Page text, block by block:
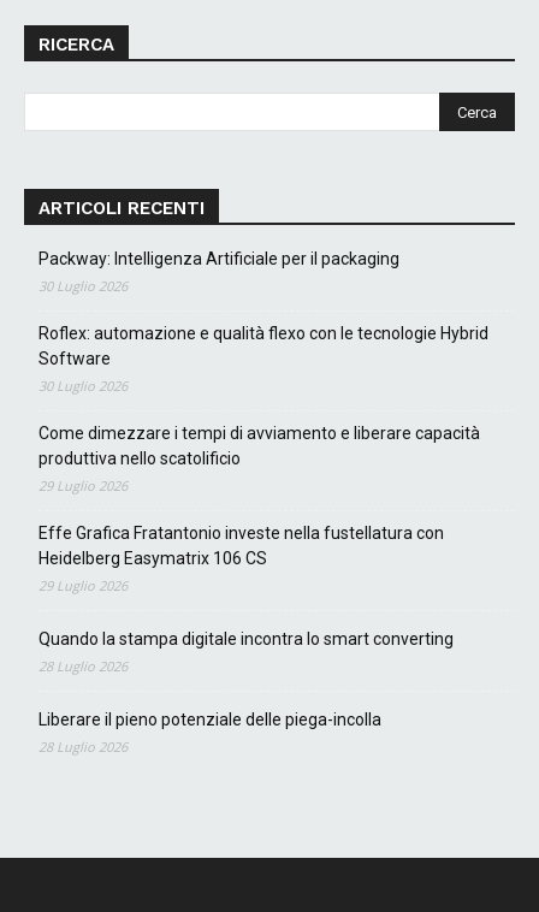
RICERCA
ARTICOLI RECENTI
Packway: Intelligenza Artificiale per il packaging
30 Luglio 2026
Roflex: automazione e qualità flexo con le tecnologie Hybrid
Software
30 Luglio 2026
Come dimezzare i tempi di avviamento e liberare capacità
produttiva nello scatolificio
29 Luglio 2026
Effe Grafica Fratantonio investe nella fustellatura con
Heidelberg Easymatrix 106 CS
29 Luglio 2026
Quando la stampa digitale incontra lo smart converting
28 Luglio 2026
Liberare il pieno potenziale delle piega-incolla
28 Luglio 2026